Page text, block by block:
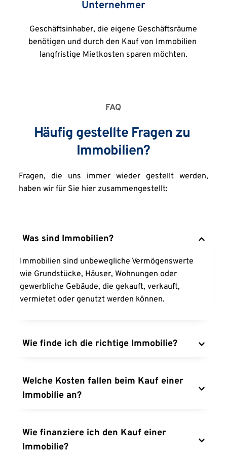
Unternehmer
benötigen und durch den Kauf von Immobilien
langfristige Mietkosten sparen möchten.
FAQ
Häufig gestellte Fragen zu
Immobilien?
Fragen, die uns immer wieder gestellt werden,
haben wir für Sie hier zusammengestellt:
Was sind Immobilien?
Immobilien sind unbewegliche Vermögenswerte
wie Grundstücke, Häuser, Wohnungen oder
gewerbliche Gebäude, die gekauft, verkauft,
vermietet oder genutzt werden können.
Wie finde ich die richtige Immobilie?
Recherche, Berücksichtigung Ihrer Bedürfnisse,
Budgetplanung und möglicherweise durch die
Welche Kosten fallen beim Kauf einer
Immobilie an?
Notargebühren, Grunderwerbsteuer,
Grundbuchkosten und eventuell Maklergebühren
Wie finanziere ich den Kauf einer
Immobilie?